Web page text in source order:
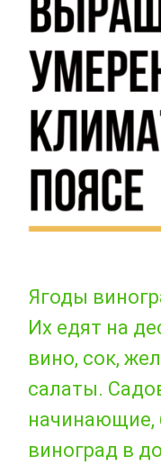
Ягоды
Их едят на
вино, сок,
салаты.
начинающие,
виноград в